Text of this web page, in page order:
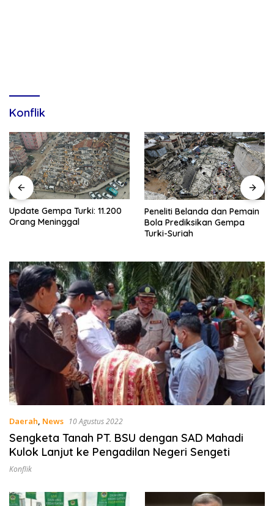
Konflik
Update Gempa Turki: 11.200
Orang Meninggal
Peneliti Belanda dan Pemain
Bola Prediksikan Gempa
Turki-Suriah
Daerah, News 10 Agustus 2022
Sengketa Tanah PT. BSU dengan SAD Mahadi
Kulok Lanjut ke Pengadilan Negeri Sengeti
Konflik